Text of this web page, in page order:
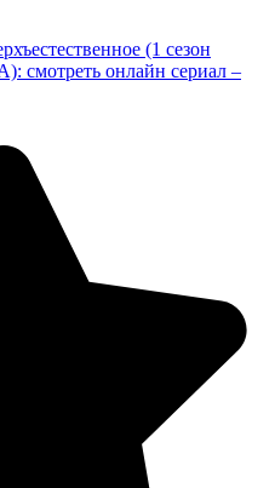
(1 сезон
смотреть онлайн сериал –